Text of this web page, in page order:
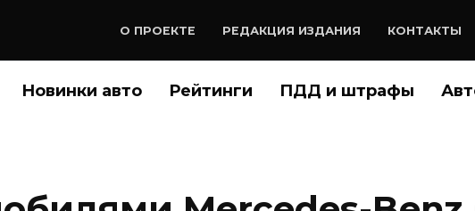
О ПРОЕКТЕ РЕДАКЦИЯ ИЗДАНИЯ КОНТАКТЫ
Новинки авто Рейтинги ПДД и штрафы